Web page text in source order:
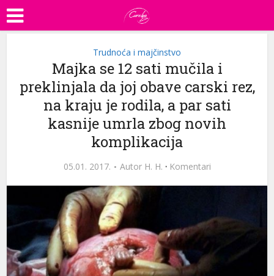
Trudnoća i majčinstvo
Majka se 12 sati mučila i
preklinjala da joj obave carski rez,
na kraju je rodila, a par sati
kasnije umrla zbog novih
komplikacija
05.01. 2017. Autor H. H. · Komentari